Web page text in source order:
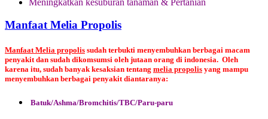
Manfaat Melia Propolis
Manfaat Melia propolis sudah terbukti menyembuhkan berbagai macam
penyakit dan sudah dikomsumsi oleh jutaan orang di indonesia. Oleh
karena itu, sudah banyak kesaksian tentang melia propolis yang mampu
menyembuhkan berbagai penyakit diantaranya:
Batuk/Ashma/Bromchitis/TBC/Paru-paru